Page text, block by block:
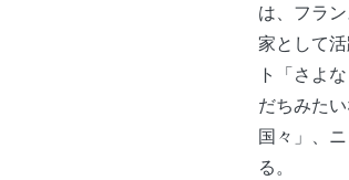
は、フラ
家として
ト「さよ
だちみた
国々」、
る。